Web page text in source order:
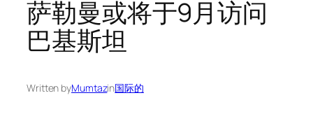
萨勒曼或将于9月访问
巴基斯坦
Written byMumtazin国际的